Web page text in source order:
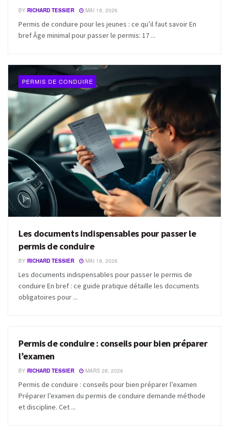
BY RICHARD TESSIER MAI 18, 2026
Permis de conduire pour les jeunes : ce qu’il faut savoir En
bref Âge minimal pour passer le permis: 17 ...
PERMIS DE CONDUIRE
Les documents indispensables pour passer le
permis de conduire
BY RICHARD TESSIER MAI 18, 2026
Les documents indispensables pour passer le permis de
conduire En bref : ce guide pratique détaille les documents
obligatoires pour ...
PERMIS DE CONDUIRE
Permis de conduire : conseils pour bien préparer
l’examen
BY RICHARD TESSIER MARS 28, 2026
Permis de conduire : conseils pour bien préparer l’examen
Préparer l’examen du permis de conduire demande méthode
et discipline. Cet ...